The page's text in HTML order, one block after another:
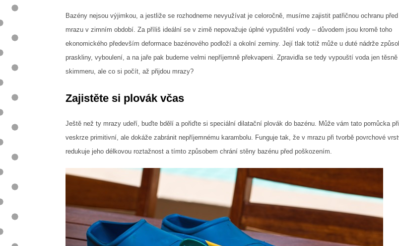
Bazény nejsou výjimkou, a jestliže se rozhodneme nevyužívat je celoročně, musíme zajistit patřičnou ochranu
mrazu v zimním období. Za příliš ideální se v zimě nepovažuje úplné vypuštění vody – důvodem jsou kromě toho
ekonomického především deformace bazénového podloží a okolní zeminy. Její tlak totiž může u duté nádrže
praskliny, vyboulení, a na jaře pak budeme velmi nepříjemně překvapeni. Zpravidla se tedy vypouští voda jen těsně
skimmeru, ale co si počít, až přijdou mrazy?
Zajistěte si plovák včas
Ještě než ty mrazy udeří, buďte bdělí a pořiďte si speciální dilatační plovák do bazénu. Může vám tato pomůcka
veskrze primitivní, ale dokáže zabránit nepříjemnému karambolu. Funguje tak, že v mrazu při tvorbě povrchové
redukuje jeho délkovou roztažnost a tímto způsobem chrání stěny bazénu před poškozením.